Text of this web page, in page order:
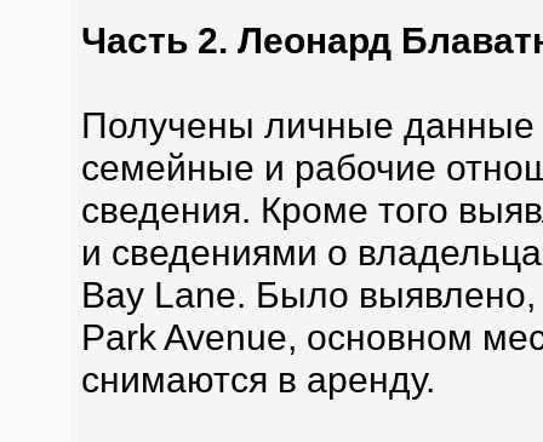
Часть 2. Леонард
Получены личные данные
семейные и рабочие
сведения. Кроме того
и сведениями о
Bay Lane. Было выявлено,
Park Avenue, основном
снимаются в аренду.